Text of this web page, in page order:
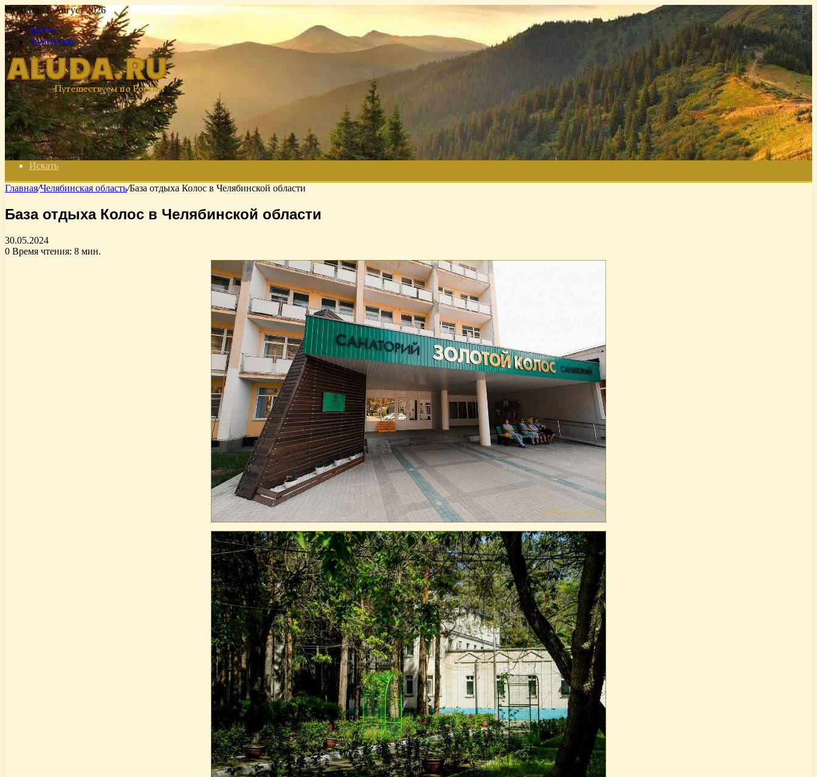
Суббота , 8 Август 2026
Войти
Switch skin
Искать
Главная/Челябинская область/База отдыха Колос в Челябинской области
База отдыха Колос в Челябинской области
30.05.2024
0 Время чтения: 8 мин.